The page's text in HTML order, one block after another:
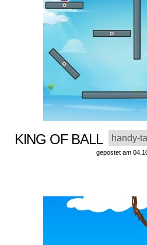
KING OF BALL handy-
gepostet am